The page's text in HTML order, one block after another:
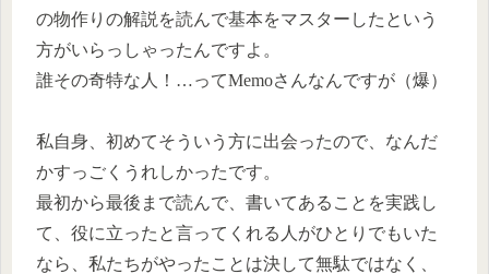
の物作りの解説を読んで基本をマスターしたという
方がいらっしゃったんですよ。
誰その奇特な人！…ってMemoさんなんですが（爆）
私自身、初めてそういう方に出会ったので、なんだ
かすっごくうれしかったです。
最初から最後まで読んで、書いてあることを実践し
て、役に立ったと言ってくれる人がひとりでもいた
なら、私たちがやったことは決して無駄ではなく、